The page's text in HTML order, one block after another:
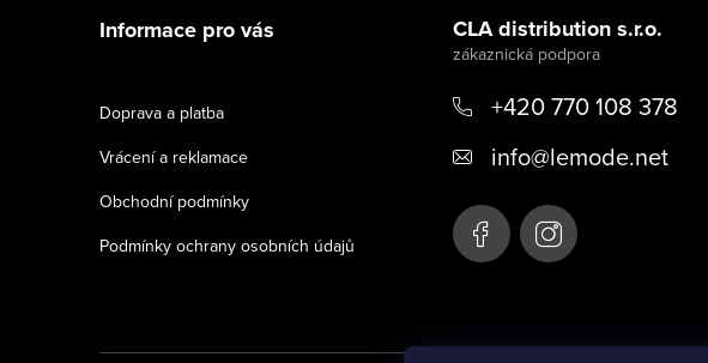
Informace pro vás
Doprava a platba
Vrácení a reklamace
Obchodní podmínky
Podmínky ochrany osobních údajů
CLA distribution s.r.o.
+420 770 108 378
info@lemode.net